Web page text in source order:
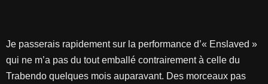
Je passerais rapidement sur la performance d’« Enslaved »
qui ne m’a pas du tout emballé contrairement à celle du
Trabendo quelques mois auparavant. Des morceaux pas